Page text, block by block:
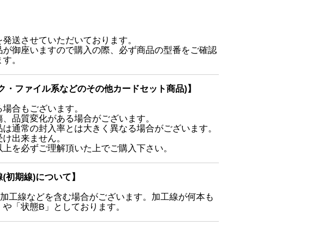
送させていただいております。
御座いますので購入の際、必ず商品の型番をご確認
。
・ファイル系などのその他カードセット商品)】
合もございます。
品質変化がある場合がございます。
通常の封入率とは大きく異なる場合がございます。
出来ません。
を必ずご理解頂いた上でご購入下さい。
初期線)について】
工線などを含む場合がございます。加工線が何本も
「状態B」としております。